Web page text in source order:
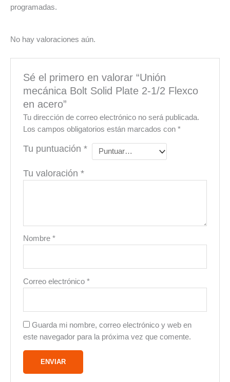
programadas.
No hay valoraciones aún.
Sé el primero en valorar “Unión
mecánica Bolt Solid Plate 2-1/2 Flexco
en acero”
Tu dirección de correo electrónico no será publicada.
Los campos obligatorios están marcados con*
Tu puntuación*
Tu valoración*
Nombre*
Correo electrónico*
Guarda mi nombre, correo electrónico y web en
este navegador para la próxima vez que comente.